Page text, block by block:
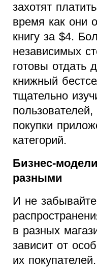
захотят
время как они
книгу за $4.
независимых
готовы отдать
книжный
тщательно
покупки
категорий.
Бизнес-
разными
И не
в разных
зависит от
их